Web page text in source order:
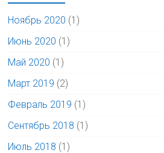
Ноябрь 2020 (1)
Июнь 2020 (1)
Май 2020 (1)
Март 2019 (2)
Февраль 2019 (1)
Сентябрь 2018 (1)
Июль 2018 (1)